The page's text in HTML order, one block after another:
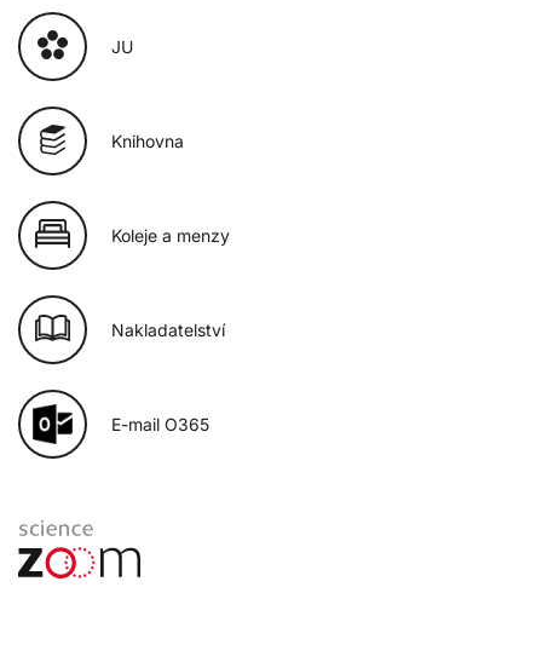
JU
Knihovna
Koleje a menzy
Nakladatelství
E-mail O365